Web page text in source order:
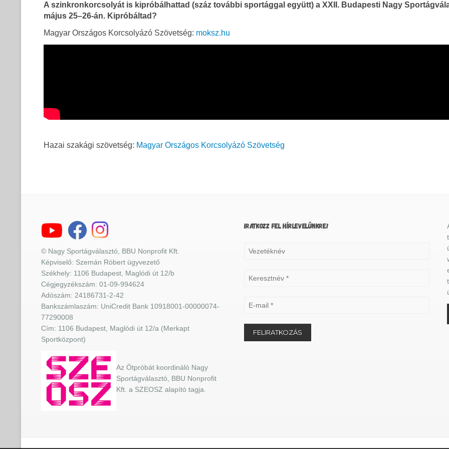
A szinkronkorcsolyát is kipróbálhattad (száz további sportággal együtt) a XXII. Budapesti Nagy
május 25–26-án. Kipróbáltad?
Magyar Országos Korcsolyázó Szövetség: moksz.hu
Hazai szakági szövetség: Magyar Országos Korcsolyázó Szövetség
© Nagy Sportágválasztó, BBU Nonprofit Kft.
Képviselő: Szemán Róbert ügyvezető
Székhely: 1106 Budapest, Maglódi út 12/b
Cégjegyzékszám: 01-09-994624
Adószám: 24186731-2-42
Bankszámlaszám: UniCredit Bank 10918001-00000074-
77290008
Cím: 1106 Budapest, Maglódi út 12/a (Merkapt
Sportközpont)
Az Ötpróbát koordináló Nagy
Sportágválasztó, BBU Nonprofit
Kft. a SZEOSZ alapító tagja.
IRATKOZZ FEL HÍRLEVELÜNKRE!